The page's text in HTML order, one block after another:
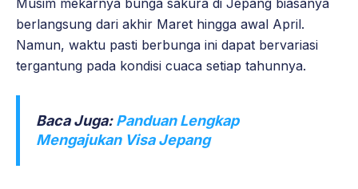
Musim mekarnya bunga sakura di Jepang biasanya
berlangsung dari akhir Maret hingga awal April.
Namun, waktu pasti berbunga ini dapat bervariasi
tergantung pada kondisi cuaca setiap tahunnya.
Baca Juga:Panduan Lengkap
Mengajukan Visa Jepang